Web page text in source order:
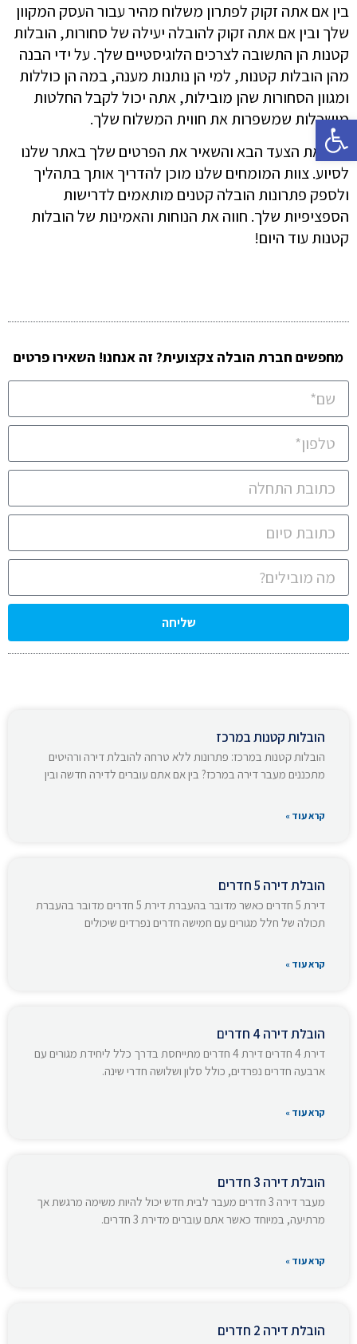
בין אם אתה זקוק לפתרון משלוח מהיר עבור העסק המקוון
שלך ובין אם אתה זקוק להובלה יעילה של סחורות, הובלות
קטנות הן התשובה לצרכים הלוגיסטיים שלך. על ידי הבנה
מהן הובלות קטנות, למי הן נותנות מענה, במה הן כוללות
ומגוון הסחורות שהן מובילות, אתה יכול לקבל החלטות
מושכלות שמשפרות את חווית המשלוח שלך.
בצע את הצעד הבא והשאיר את הפרטים שלך באתר שלנו
לסיוע. צוות המומחים שלנו מוכן להדריך אותך בתהליך
ולספק פתרונות הובלה קטנים מותאמים לדרישות
הספציפיות שלך. חווה את הנוחות והאמינות של הובלות
קטנות עוד היום!
מחפשים חברת הובלה צקצועית? זה אנחנו! השאירו פרטים
שליחה
הובלות קטנות במרכז
הובלות קטנות במרכז: פתרונות ללא טרחה להובלת דירה ורהיטים
מתכננים מעבר דירה במרכז? בין אם אתם עוברים לדירה חדשה ובין
קרא עוד »
הובלת דירה 5 חדרים
דירת 5 חדרים כאשר מדובר בהעברת דירת 5 חדרים מדובר בהעברת
תכולה של חלל מגורים עם חמישה חדרים נפרדים שיכולים
קרא עוד »
הובלת דירה 4 חדרים
דירת 4 חדרים דירת 4 חדרים מתייחסת בדרך כלל ליחידת מגורים עם
ארבעה חדרים נפרדים, כולל סלון ושלושה חדרי שינה.
קרא עוד »
הובלת דירה 3 חדרים
מעבר דירה 3 חדרים מעבר לבית חדש יכול להיות משימה מרגשת אך
מרתיעה, במיוחד כאשר אתם עוברים מדירת 3 חדרים.
קרא עוד »
הובלת דירה 2 חדרים
פתח סרגל נגישות